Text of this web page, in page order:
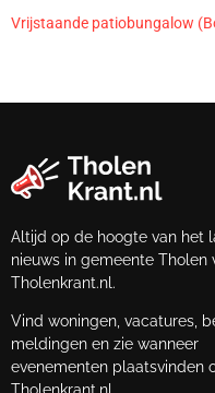
Vrijstaande patiobungalow
Altijd op de hoogte van het
nieuws in gemeente Tholen
Tholenkrant.nl.
Vind woningen, vacatures,
meldingen en zie wanneer
evenementen plaatsvinden